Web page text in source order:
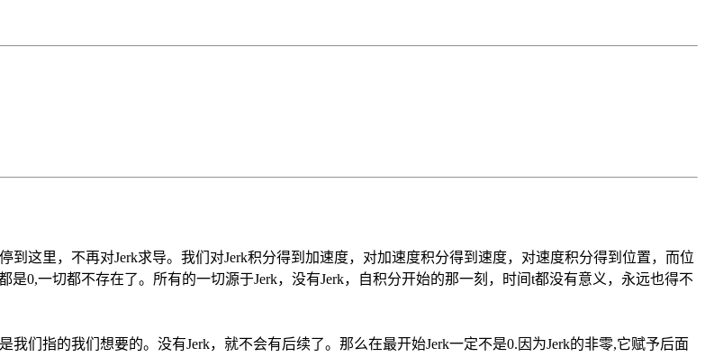
这里，不再对Jerk求导。我们对Jerk积分得到加速度，对加速度积分得到速度，对速度积分得到位置，而位
是0,一切都不存在了。所有的一切源于Jerk，没有Jerk，自积分开始的那一刻，时间t都没有意义，永远也得不
们指的我们想要的。没有Jerk，就不会有后续了。那么在最开始Jerk一定不是0.因为Jerk的非零,它赋予后面